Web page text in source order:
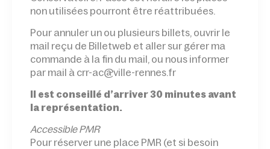
non utilisées pourront être réattribuées.
Pour annuler un ou plusieurs billets, ouvrir le
mail reçu de Billetweb et aller sur gérer ma
commande à la fin du mail, ou nous informer
par mail à crr-ac@ville-rennes.fr
Il est conseillé d’arriver 30 minutes avant
la représentation.
Accessible PMR
Pour réserver une place PMR (et si besoin